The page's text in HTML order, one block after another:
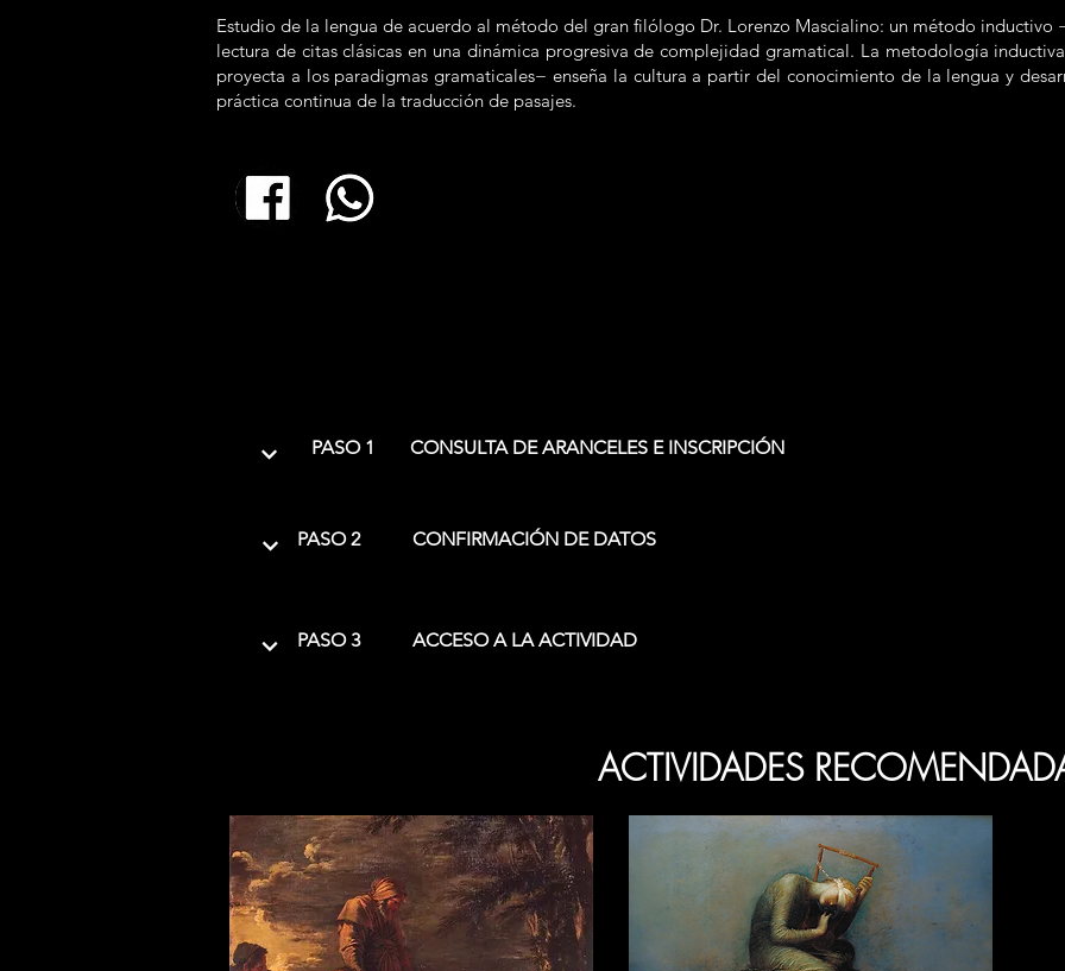
Estudio de la lengua de acuerdo al método del gran filólogo Dr. Lorenzo Mascialino: un método
lectura de citas clásicas en una dinámica progresiva de complejidad gramatical. La metodología
proyecta a los paradigmas gramaticales− enseña la cultura a partir del conocimiento de la lengua y
práctica continua de la traducción de pasajes.
PASO 1 CONSULTA DE ARANCELES E INSCRIPCIÓN
PASO 2 CONFIRMACIÓN DE DATOS
PASO 3 ACCESO A LA ACTIVIDAD
ACTIVIDADES